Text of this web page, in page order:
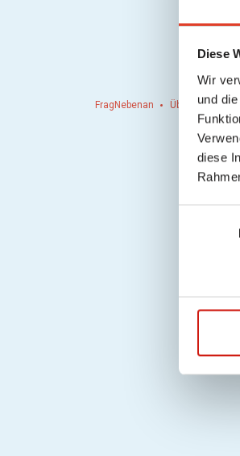
Diese
Wir
und
diese
g
FragNebenan Über uns